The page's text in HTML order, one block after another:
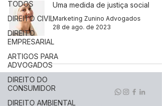
TODOS
DIREITO CIVIL
DIREITO
EMPRESARIAL
ARTIGOS PARA
ADVOGADOS
DIREITO DO
CONSUMIDOR
DIREITO AMBIENTAL
Uma medida de justiça social
Marketing Zunino Advogados
28 de ago. de 2023
ZUNINO ADVOGADOS